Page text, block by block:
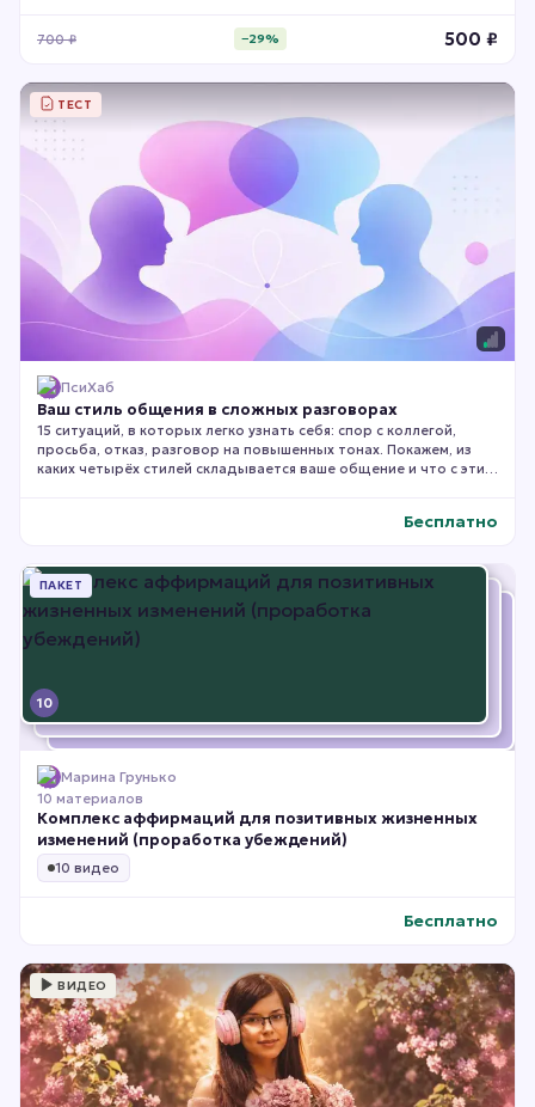
700₽ −29% 500 ₽
ТЕСТ
ПсиХаб
Ваш стиль общения в сложных разговорах
15 ситуаций, в которых легко узнать себя: спор с коллегой,
просьба, отказ, разговор на повышенных тонах. Покажем, из
каких четырёх стилей складывается ваше общение и что с этим
Бесплатно
10
ПАКЕТ
Марина Грунько
10 материалов
Комплекс аффирмаций для позитивных жизненных
изменений (проработка убеждений)
10 видео
Бесплатно
ВИДЕО